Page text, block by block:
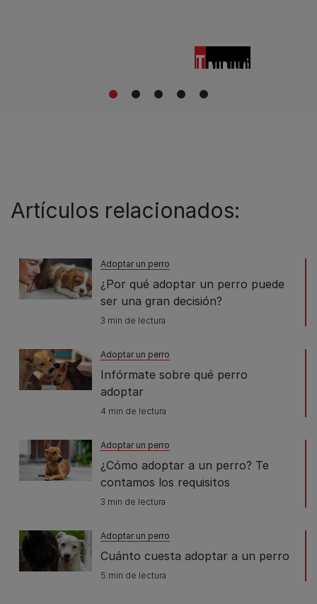
1 2 3 4 5
Artículos relacionados:
Adoptar un perro
¿Por qué adoptar un perro puede
ser una gran decisión?
3 min de lectura
Adoptar un perro
Infórmate sobre qué perro
adoptar
4 min de lectura
Adoptar un perro
¿Cómo adoptar a un perro? Te
contamos los requisitos
3 min de lectura
Adoptar un perro
Cuánto cuesta adoptar a un perro
5 min de lectura